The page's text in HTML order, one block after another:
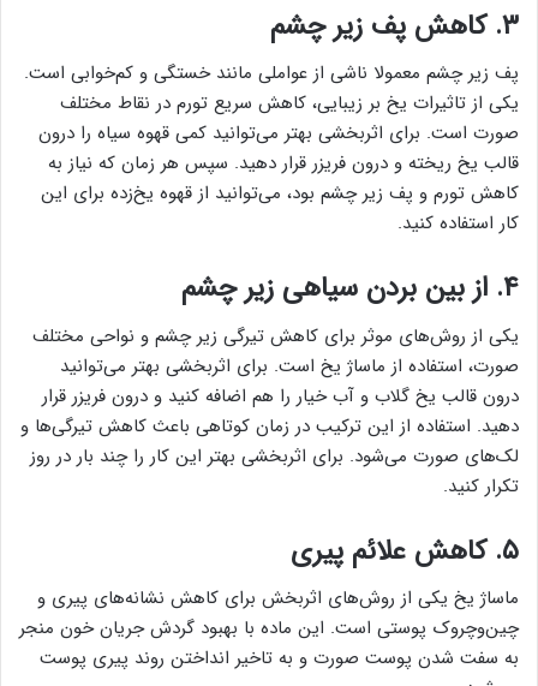
۳. کاهش پف زیر چشم
پف زیر چشم معمولا ناشی از عواملی مانند خستگی و کم‌خوابی است.
یکی از تاثیرات یخ بر زیبایی، کاهش سریع تورم در نقاط مختلف
صورت است. برای اثربخشی بهتر می‌توانید کمی قهوه سیاه را درون
قالب یخ ریخته و درون فریزر قرار دهید. سپس هر زمان که نیاز به
کاهش تورم و پف زیر چشم بود، می‌توانید از قهوه یخ‌زده برای این
کار استفاده کنید.
۴. از بین بردن سیاهی زیر چشم
یکی از روش‌های موثر برای کاهش تیرگی زیر چشم و نواحی مختلف
صورت، استفاده از ماساژ یخ است. برای اثربخشی بهتر می‌توانید
درون قالب یخ گلاب و آب خیار را هم اضافه کنید و درون فریزر قرار
دهید. استفاده از این ترکیب در زمان کوتاهی باعث کاهش تیرگی‌ها و
لک‌های صورت می‌شود. برای اثربخشی بهتر این کار را چند بار در روز
تکرار کنید.
۵. کاهش علائم پیری
ماساژ یخ یکی از روش‌های اثربخش برای کاهش نشانه‌های پیری و
چین‌وچروک پوستی است. این ماده با بهبود گردش جریان خون منجر
به سفت شدن پوست صورت و به تاخیر انداختن روند پیری پوست